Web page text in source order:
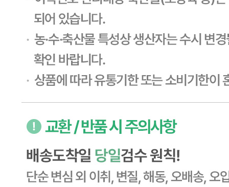
... 🛒 🛒 🛒
핫초코.아이스티.분말음료 BEST더보기